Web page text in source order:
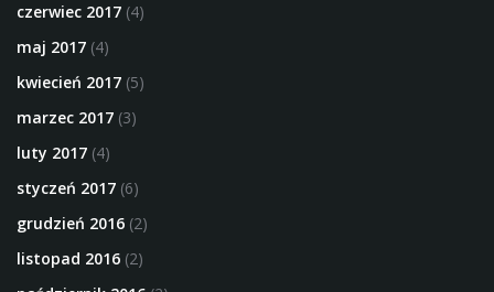
czerwiec 2017 (4)
maj 2017 (4)
kwiecień 2017 (5)
marzec 2017 (3)
luty 2017 (4)
styczeń 2017 (6)
grudzień 2016 (2)
listopad 2016 (2)